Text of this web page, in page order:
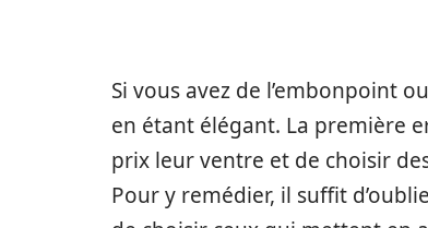
Si vous avez de l’embonpoint
en étant élégant. La première
prix leur ventre et de choisir
Pour y remédier, il suffit